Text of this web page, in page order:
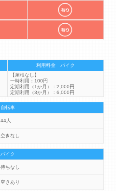
利用料金 バイク
【屋根なし】
一時利用：100円
定期利用（1か月）：2,000円
定期利用（3か月）：6,000円
自転車
44人
空きなし
バイク
待ちなし
空きあり